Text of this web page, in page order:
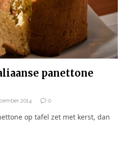
panettone
2014 0
op tafel zet met kerst, dan